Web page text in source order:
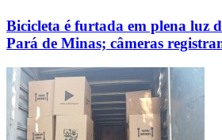
Bicicleta é furtada em plena luz
Pará de Minas; câmeras